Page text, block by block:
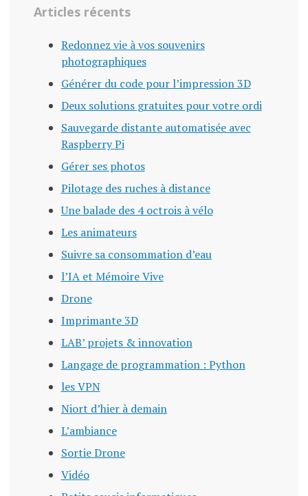
Articles récents
Redonnez vie à vos souvenirs
photographiques
Générer du code pour l’impression 3D
Deux solutions gratuites pour votre ordi
Sauvegarde distante automatisée avec
Raspberry Pi
Gérer ses photos
Pilotage des ruches à distance
Une balade des 4 octrois à vélo
Les animateurs
Suivre sa consommation d’eau
l’IA et Mémoire Vive
Drone
Imprimante 3D
LAB’ projets & innovation
Langage de programmation : Python
les VPN
Niort d’hier à demain
L’ambiance
Sortie Drone
Vidéo